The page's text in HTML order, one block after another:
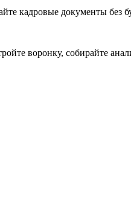
кадровые документы без
воронку, собирайте